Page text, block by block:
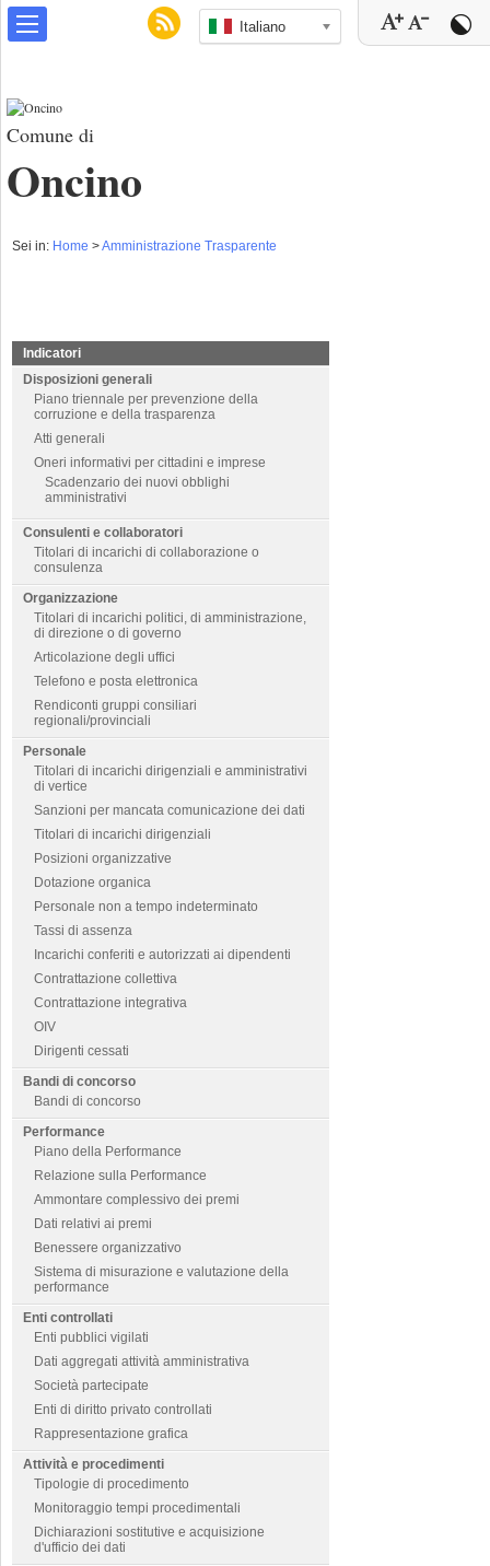
Italiano
Comune di
Oncino
Sei in: Home >Amministrazione Trasparente
Indicatori
Disposizioni generali
Piano triennale per prevenzione della
corruzione e della trasparenza
Atti generali
Oneri informativi per cittadini e imprese
Scadenzario dei nuovi obblighi
amministrativi
Consulenti e collaboratori
Titolari di incarichi di collaborazione o
consulenza
Organizzazione
Titolari di incarichi politici, di amministrazione,
di direzione o di governo
Articolazione degli uffici
Telefono e posta elettronica
Rendiconti gruppi consiliari
regionali/provinciali
Personale
Titolari di incarichi dirigenziali e amministrativi
di vertice
Sanzioni per mancata comunicazione dei dati
Titolari di incarichi dirigenziali
Posizioni organizzative
Dotazione organica
Personale non a tempo indeterminato
Tassi di assenza
Incarichi conferiti e autorizzati ai dipendenti
Contrattazione collettiva
Contrattazione integrativa
OIV
Dirigenti cessati
Bandi di concorso
Bandi di concorso
Performance
Piano della Performance
Relazione sulla Performance
Ammontare complessivo dei premi
Dati relativi ai premi
Benessere organizzativo
Sistema di misurazione e valutazione della
performance
Enti controllati
Enti pubblici vigilati
Dati aggregati attività amministrativa
Società partecipate
Enti di diritto privato controllati
Rappresentazione grafica
Attività e procedimenti
Tipologie di procedimento
Monitoraggio tempi procedimentali
Dichiarazioni sostitutive e acquisizione
d'ufficio dei dati